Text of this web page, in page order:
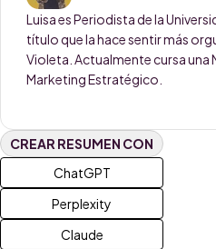
Luisa es Periodista de la
título que la hace sentir más
Violeta. Actualmente cursa una
Marketing Estratégico.
CREAR RESUMEN CON
ChatGPT
Perplexity
Claude